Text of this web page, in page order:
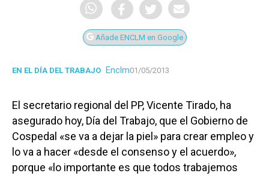
Añade ENCLM en Google
EN EL DÍA DEL TRABAJO Enclm01/05/2013
El secretario regional del PP, Vicente Tirado, ha
asegurado hoy, Día del Trabajo, que el Gobierno de
Cospedal «se va a dejar la piel» para crear empleo y
lo va a hacer «desde el consenso y el acuerdo»,
porque «lo importante es que todos trabajemos